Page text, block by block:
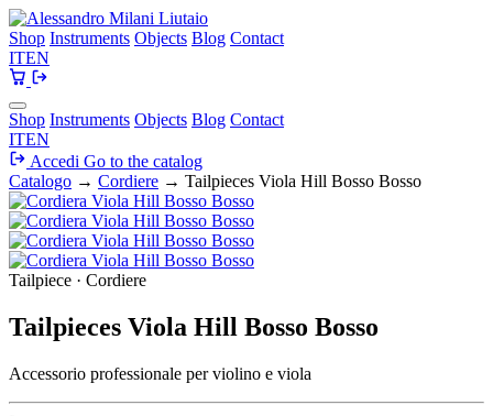
Shop Instruments Objects Blog Contact
ITEN
Shop Instruments Objects Blog Contact
ITEN
Accedi Go to the catalog
Catalogo → Cordiere → Tailpieces Viola Hill Bosso Bosso
Tailpiece · Cordiere
Tailpieces Viola Hill Bosso Bosso
Accessorio professionale per violino e viola